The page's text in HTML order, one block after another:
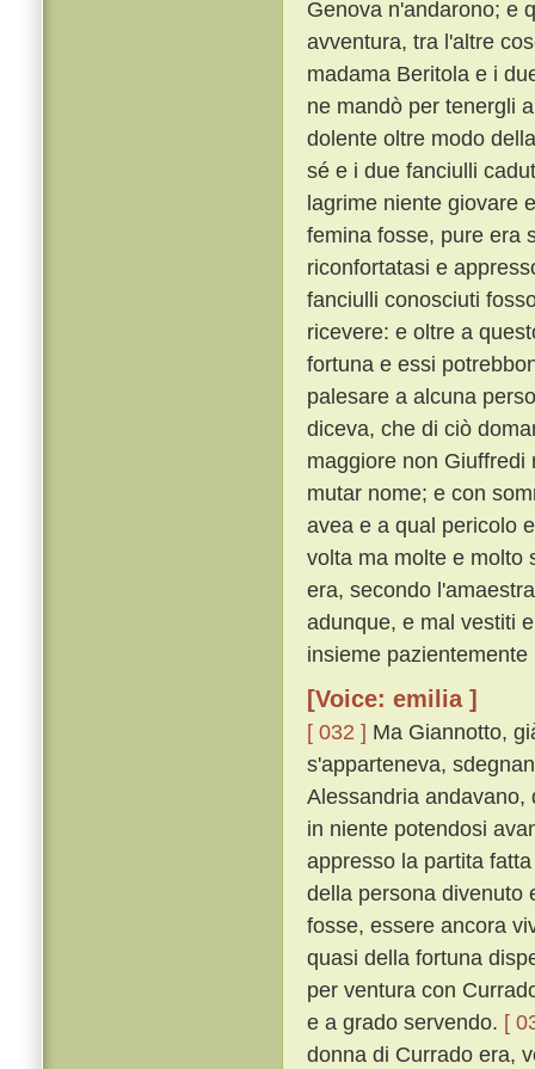
Genova n'andarono; e
avventura, tra l'altre
madama Beritola e i
ne mandò per tenergli
dolente oltre modo
sé e i due fanciulli
lagrime niente giovare
femina fosse, pure era
riconfortatasi e
fanciulli conosciuti
ricevere: e oltre a
fortuna e essi
palesare a alcuna
diceva, che di ciò
maggiore non
mutar nome; e con
avea e a qual pericolo
volta ma molte e molto
era, secondo
adunque, e mal vestiti
insieme
[Voice: emilia ]
[ 032 ] Ma Giannotto,
s'apparteneva,
Alessandria
in niente potendosi
appresso la partita
della persona divenuto
fosse, essere ancora
quasi della fortuna
per ventura con
e a grado servendo. [
donna di Currado era,